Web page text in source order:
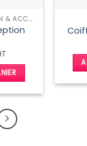
CAISSE DE RÉCEPTION & ACCUEIL